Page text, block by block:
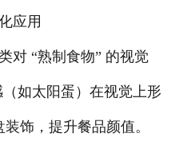
应用
“熟制食物” 的视觉
如太阳蛋）在视觉上形
饰，提升餐品颜值。